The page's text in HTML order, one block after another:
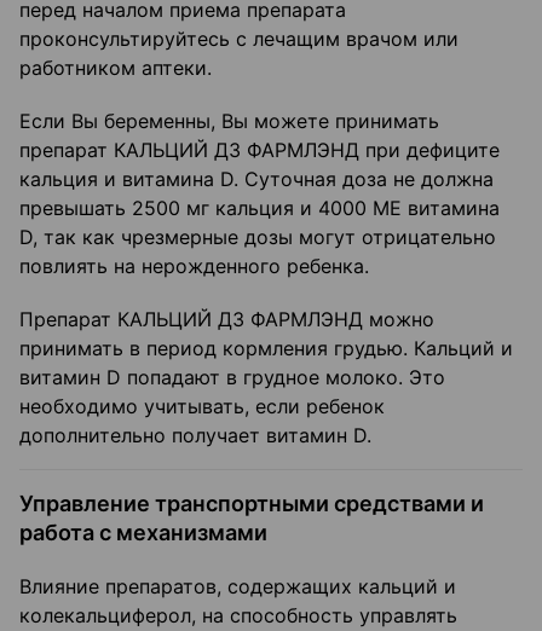
перед началом приема препарата
проконсультируйтесь с лечащим врачом или
работником аптеки.
Если Вы беременны, Вы можете принимать
препарат КАЛЬЦИЙ Д3 ФАРМЛЭНД при дефиците
кальция и витамина D. Суточная доза не должна
превышать 2500 мг кальция и 4000 МЕ витамина
D, так как чрезмерные дозы могут отрицательно
повлиять на нерожденного ребенка.
Препарат КАЛЬЦИЙ Д3 ФАРМЛЭНД можно
принимать в период кормления грудью. Кальций и
витамин D попадают в грудное молоко. Это
необходимо учитывать, если ребенок
дополнительно получает витамин D.
Управление транспортными средствами и
работа с механизмами
Влияние препаратов, содержащих кальций и
колекальциферол, на способность управлять